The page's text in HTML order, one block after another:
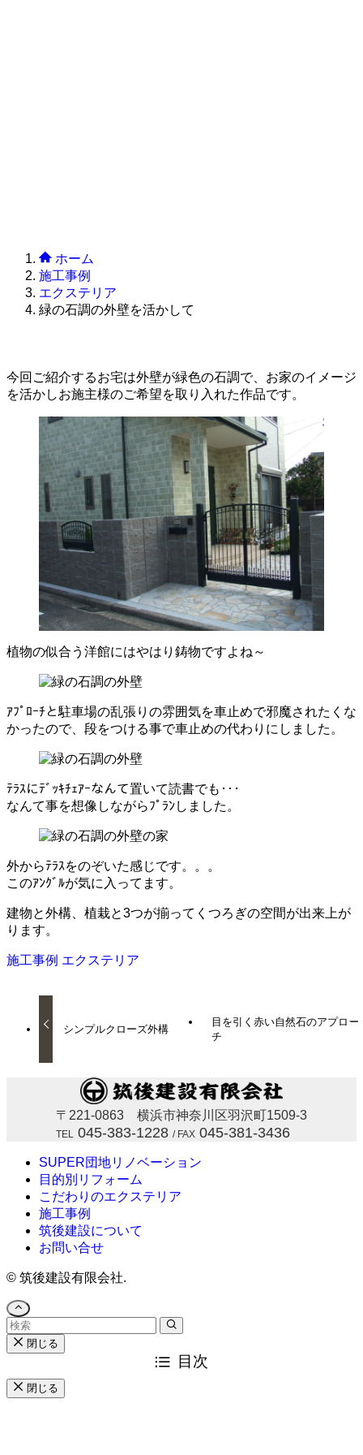
ホーム
施工事例
エクステリア
緑の石調の外壁を活かして
今回ご紹介するお宅は外壁が緑色の石調で、お家のイメージ
を活かしお施主様のご希望を取り入れた作品です。
植物の似合う洋館にはやはり鋳物ですよね～
ｱﾌﾟﾛｰﾁと駐車場の乱張りの雰囲気を車止めで邪魔されたくな
かったので、段をつける事で車止めの代わりにしました。
ﾃﾗｽにﾃﾞｯｷﾁｪｱｰなんて置いて読書でも･･･
なんて事を想像しながらﾌﾟﾗﾝしました。
外からﾃﾗｽをのぞいた感じです。。。
このｱﾝｸﾞﾙが気に入ってます。
建物と外構、植栽と3つが揃ってくつろぎの空間が出来上が
ります。
施工事例 エクステリア
シンプルクローズ外構
目を引く赤い自然石のアプロー
チ
〒221-0863 横浜市神奈川区羽沢町1509-3
TEL 045-383-1228 / FAX 045-381-3436
SUPER団地リノベーション
目的別リフォーム
こだわりのエクステリア
施工事例
筑後建設について
お問い合せ
© 筑後建設有限会社.
閉じる
目次
閉じる